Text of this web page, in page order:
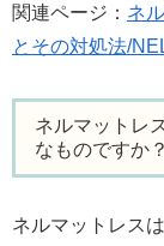
関連ページ： ネ
とその対処法/
ネルマットレ
なものですか？
ネルマットレス